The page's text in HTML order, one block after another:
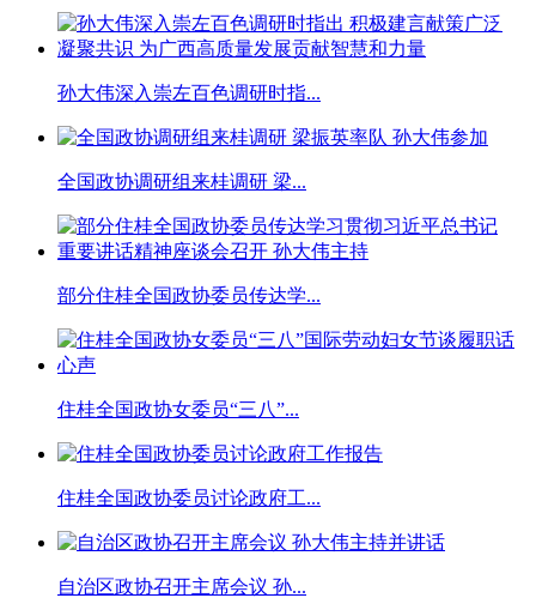
孙大伟深入崇左百色调研时指...
全国政协调研组来桂调研 梁...
部分住桂全国政协委员传达学...
住桂全国政协女委员“三八”...
住桂全国政协委员讨论政府工...
自治区政协召开主席会议 孙...